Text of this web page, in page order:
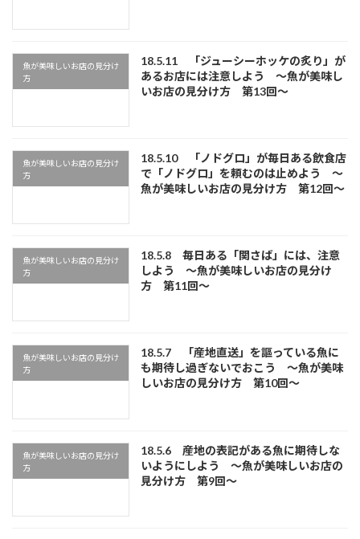
魚が美味しいお店の見分け
方
18.5.11 「ジューシーホッケの炙り」が
あるお店には注意しよう ～魚が美味し
いお店の見分け方 第13回～
魚が美味しいお店の見分け
方
18.5.10 「ノドグロ」が毎日ある飲食店
で「ノドグロ」を頼むのは止めよう ～
魚が美味しいお店の見分け方 第12回～
魚が美味しいお店の見分け
方
18.5.8 毎日ある「関さば」には、注意
しよう ～魚が美味しいお店の見分け
方 第11回～
魚が美味しいお店の見分け
方
18.5.7 「産地直送」を謳っている魚に
も期待し過ぎないでおこう ～魚が美味
しいお店の見分け方 第10回～
魚が美味しいお店の見分け
方
18.5.6 産地の表記がある魚に期待しな
いようにしよう ～魚が美味しいお店の
見分け方 第9回～